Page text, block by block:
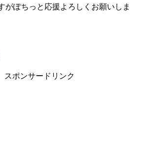
がぽちっと応援よろしくお願いしま
スポンサードリンク